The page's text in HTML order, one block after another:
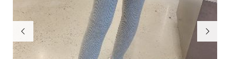
 